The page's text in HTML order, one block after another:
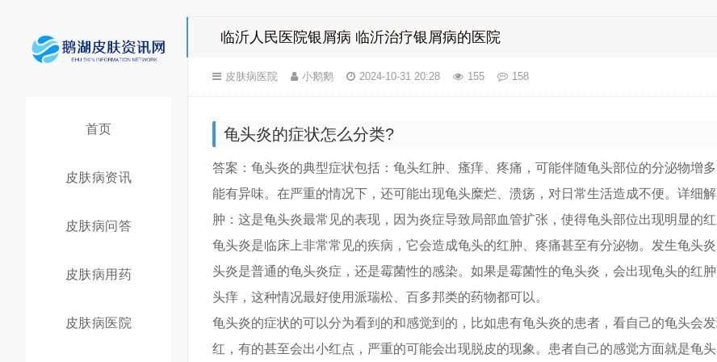
首页
皮肤病资讯
皮肤病问答
皮肤病用药
皮肤病医院
临沂人民医院银屑病 临沂治疗银屑病的医院
皮肤病医院 小鹅鹅 2024-10-31 20:28 155 158
龟头炎的症状怎么分类?
答案：龟头炎的典型症状包括：龟头红肿、瘙痒、疼痛，可能伴随龟头部位的分泌物增
能有异味。在严重的情况下，还可能出现龟头糜烂、溃疡，对日常生活造成不便。详细
肿：这是龟头炎最常见的表现，因为炎症导致局部血管扩张，使得龟头部位出现明显的红
龟头炎是临床上非常常见的疾病，它会造成龟头的红肿、疼痛甚至有分泌物。发生龟头
头炎是普通的龟头炎症，还是霉菌性的感染。如果是霉菌性的龟头炎，会出现龟头的红
头痒，这种情况最好使用派瑞松、百多邦类的药物都可以。
龟头炎的症状的可以分为看到的和感觉到的，比如患有龟头炎的患者，看自己的龟头会
红，有的甚至会出小红点，严重的可能会出现脱皮的现象。患者自己的感觉方面就是龟